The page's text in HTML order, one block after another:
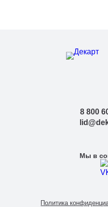
8 800
Мы в
Политика